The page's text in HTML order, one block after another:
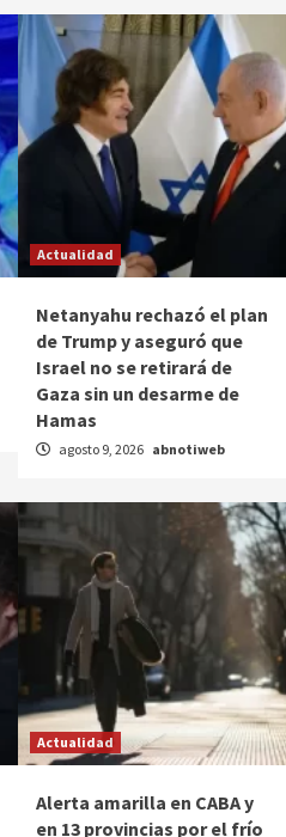
Actualidad
Netanyahu rechazó el plan
de Trump y aseguró que
Israel no se retirará de
Gaza sin un desarme de
Hamas
agosto 9, 2026 abnotiweb
Actualidad
Alerta amarilla en CABA y
en 13 provincias por el frío